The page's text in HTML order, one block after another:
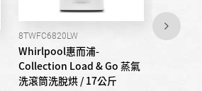
8TWFC6820LW
Whirlpool惠而浦-
Collection Load & Go 蒸氣
洗滾筒洗脫烘 / 17公斤